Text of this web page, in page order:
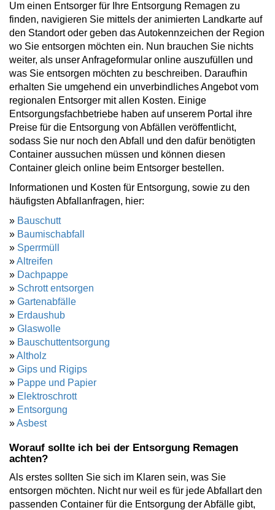
Um einen Entsorger für Ihre Entsorgung Remagen zu
finden, navigieren Sie mittels der animierten Landkarte auf
den Standort oder geben das Autokennzeichen der Region
wo Sie entsorgen möchten ein. Nun brauchen Sie nichts
weiter, als unser Anfrageformular online auszufüllen und
was Sie entsorgen möchten zu beschreiben. Daraufhin
erhalten Sie umgehend ein unverbindliches Angebot vom
regionalen Entsorger mit allen Kosten. Einige
Entsorgungsfachbetriebe haben auf unserem Portal ihre
Preise für die Entsorgung von Abfällen veröffentlicht,
sodass Sie nur noch den Abfall und den dafür benötigten
Container aussuchen müssen und können diesen
Container gleich online beim Entsorger bestellen.
Informationen und Kosten für Entsorgung, sowie zu den
häufigsten Abfallanfragen, hier:
» Bauschutt
» Baumischabfall
» Sperrmüll
»Altreifen
» Dachpappe
» Schrott entsorgen
» Gartenabfälle
» Erdaushub
» Glaswolle
» Bauschuttentsorgung
»Altholz
» Gips und Rigips
» Pappe und Papier
» Elektroschrott
» Entsorgung
»Asbest
Worauf sollte ich bei der Entsorgung Remagen
achten?
Als erstes sollten Sie sich im Klaren sein, was Sie
entsorgen möchten. Nicht nur weil es für jede Abfallart den
passenden Container für die Entsorgung der Abfälle gibt,